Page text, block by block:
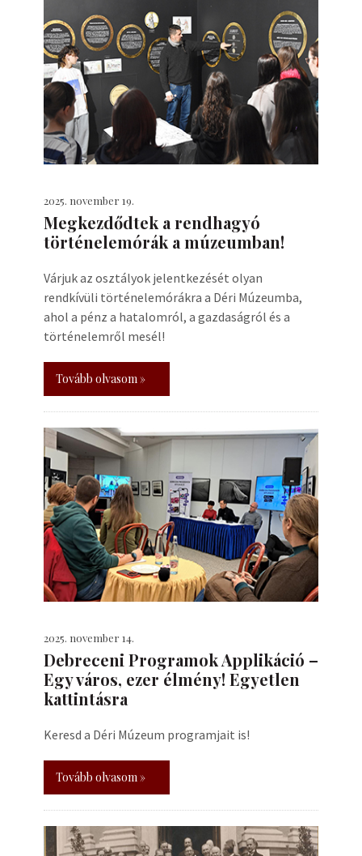
2025. november 19.
Megkezdődtek a rendhagyó
történelemórák a múzeumban!
Várjuk az osztályok jelentkezését olyan
rendkívüli történelemórákra a Déri Múzeumba,
ahol a pénz a hatalomról, a gazdaságról és a
történelemről mesél!
Tovább olvasom »
2025. november 14.
Debreceni Programok Applikáció –
Egy város, ezer élmény! Egyetlen
kattintásra
Keresd a Déri Múzeum programjait is!
Tovább olvasom »